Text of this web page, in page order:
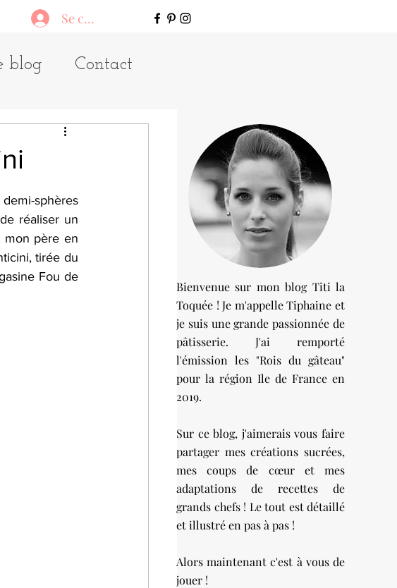
Se connecter
blog Contact
sphères
réaliser un
mon père en
tirée du
Fou de
Bienvenue sur mon blog Titi la
Toquée ! Je m'appelle Tiphaine et
je suis une grande passionnée de
pâtisserie. J'ai remporté
l'émission les "Rois du gâteau"
pour la région Ile de France en
2019.
Sur ce blog, j'aimerais vous faire
partager mes créations sucrées,
mes coups de cœur et mes
adaptations de recettes de
grands chefs ! Le tout est détaillé
et illustré en pas à pas !
Alors maintenant c'est à vous de
jouer !